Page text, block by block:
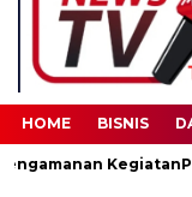
00:00
HOME BISNIS